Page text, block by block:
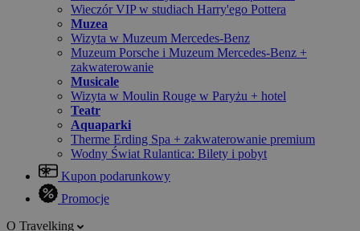
Wieczór VIP w studiach Harry'ego Pottera
Muzea
Wizyta w Muzeum Mercedes-Benz
Muzeum Porsche i Muzeum Mercedes-Benz +
zakwaterowanie
Musicale
Wizyta w Moulin Rouge w Paryżu + hotel
Teatr
Aquaparki
Therme Erding Spa + zakwaterowanie premium
Wodny Świat Rulantica: Bilety i pobyt
Kupon podarunkowy
Promocje
O Travelking